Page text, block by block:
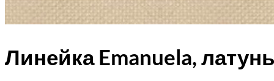
Линейка Emanuela,